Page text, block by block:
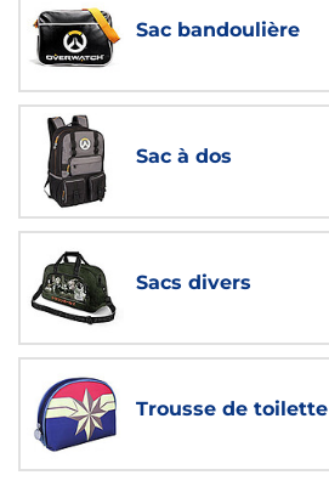
Sac bandoulière
Sac à dos
Sacs divers
Trousse de toilette